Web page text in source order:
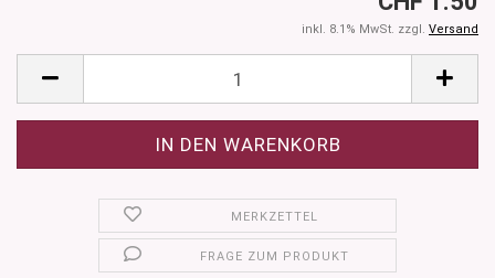
inkl. 8.1% MwSt. zzgl. Versand
MERKZETTEL
FRAGE ZUM PRODUKT